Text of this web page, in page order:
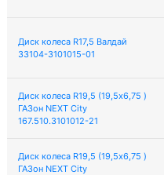
Диск колеса R17,5 Валдай
33104-3101015-01
Диск колеса R19,5 (19,5х6,75 )
ГАЗон NEXT City
167.510.3101012-21
Диск колеса R19,5 (19,5х6,75 )
ГАЗон NEXT City